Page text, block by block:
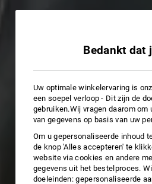
Bedankt dat
Uw optimale winkelervaring is
een soepel verloop - Dit zijn de
gebruiken.Wij vragen daarom
van gegevens op basis van uw
Om u gepersonaliseerde inhoud
de knop 'Alles accepteren' te
website via cookies en andere
gegevens uit het bestelproces.
doeleinden: gepersonaliseerde